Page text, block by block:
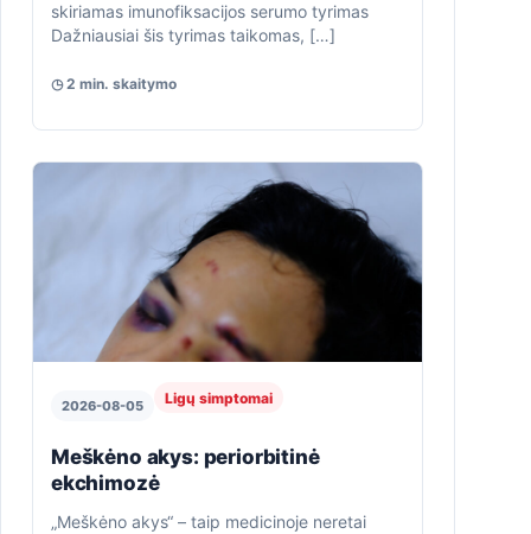
skiriamas imunofiksacijos serumo tyrimas
Dažniausiai šis tyrimas taikomas, […]
◷ 2 min. skaitymo
2026-08-05 Ligų simptomai
Meškėno akys: periorbitinė
ekchimozė
„Meškėno akys“ – taip medicinoje neretai